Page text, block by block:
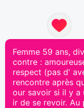
Femme 59 ans,
contre :
respect (pas d'
rencontre après
our savoir si il y a
ir de se revoir. Au